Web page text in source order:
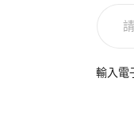
電
輸入電